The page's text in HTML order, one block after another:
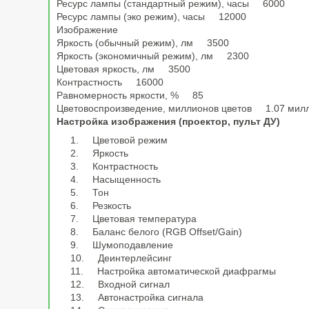
Ресурс лампы (стандартный режим), часы 6000
Ресурс лампы (эко режим), часы 12000
Изображение
Яркость (обычный режим), лм 3500
Яркость (экономичный режим), лм 2300
Цветовая яркость, лм 3500
Контрастность 16000
Равномерность яркости, % 85
Цветовоспроизведение, миллионов цветов 1.07
Настройка изображения (проектор, пульт ДУ)
Цветовой режим
Яркость
Контрастность
Насыщенность
Тон
Резкость
Цветовая температура
Баланс белого (RGB Offset/Gain)
Шумоподавление
Деинтерлейсинг
Настройка автоматической диафрагмы
Входной сигнал
Автонастройка сигнала